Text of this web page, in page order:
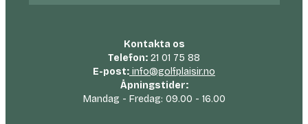
Kontakta os
Telefon: 21 01 75 88
E-post: info@golfplaisir.no
Åpningstider:
Mandag - Fredag: 09.00 - 16.00